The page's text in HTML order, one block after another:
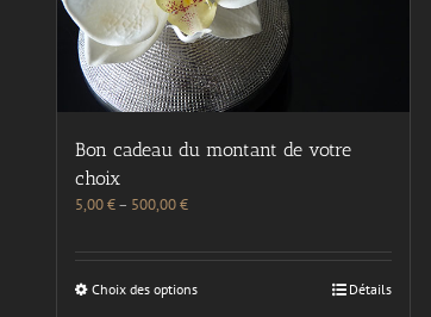
Bon cadeau du montant de votre
choix
5,00€– 500,00€
Choix des options Détails